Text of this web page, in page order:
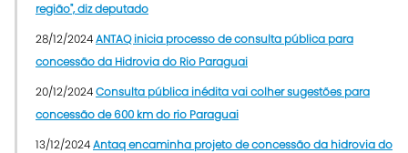
região", diz deputado
28/12/2024ANTAQ inicia processo de consulta pública para
concessão da Hidrovia do Rio Paraguai
20/12/2024Consulta pública inédita vai colher sugestões para
concessão de 600 km do rio Paraguai
13/12/2024Antaq encaminha projeto de concessão da hidrovia do